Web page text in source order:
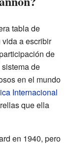
tabla de
a escribir
de
de
en el mundo
Internacional
que ella
en 1940, pero